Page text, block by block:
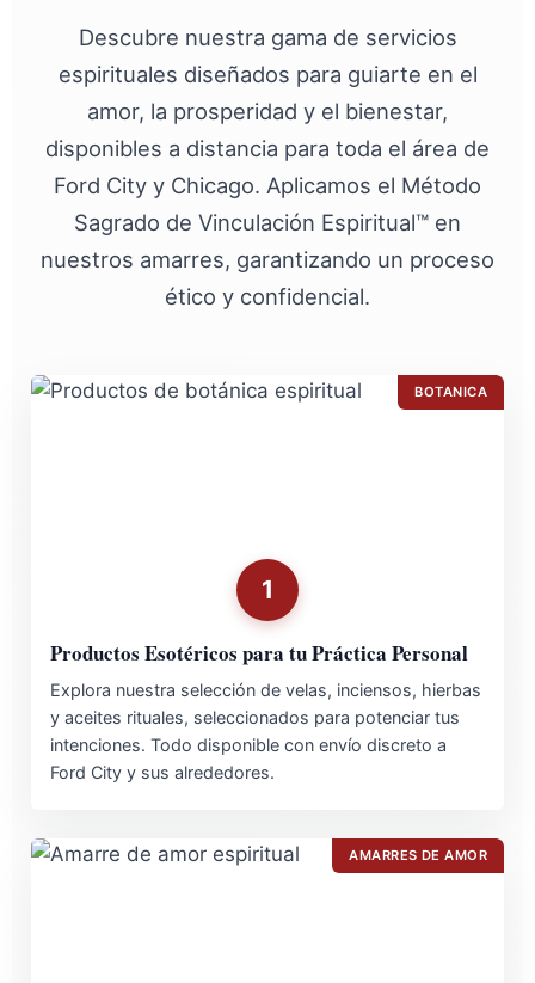
Descubre nuestra gama de servicios
espirituales diseñados para guiarte en el
amor, la prosperidad y el bienestar,
disponibles a distancia para toda el área de
Ford City y Chicago. Aplicamos el Método
Sagrado de Vinculación Espiritual™ en
nuestros amarres, garantizando un proceso
ético y confidencial.
BOTANICA
1
Productos Esotéricos para tu Práctica Personal
Explora nuestra selección de velas, inciensos, hierbas
y aceites rituales, seleccionados para potenciar tus
intenciones. Todo disponible con envío discreto a
Ford City y sus alrededores.
AMARRES DE AMOR